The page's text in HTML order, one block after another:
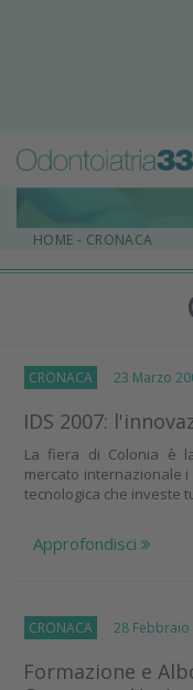
HOME - CRONACA
CRONACA 23 Marzo
IDS 2007:
La fiera di Colonia è
mercato internazionale
tecnologica che investe
Approfondisci
CRONACA 28 Febbraio
Formazione e